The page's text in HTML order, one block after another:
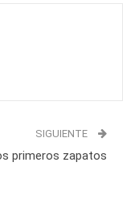
SIGUIENTE
primeros zapatos